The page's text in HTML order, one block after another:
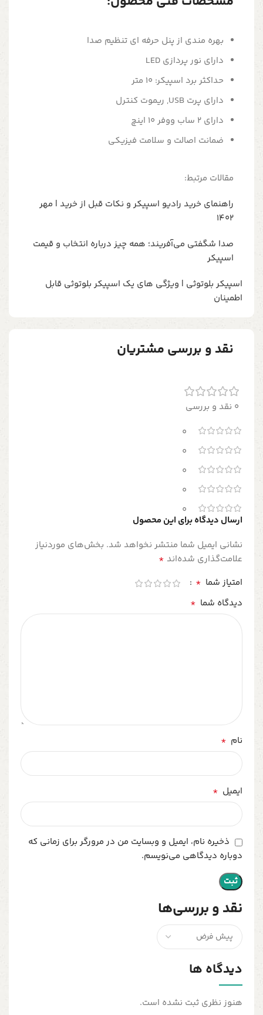
بهره مندی از پنل حرفه ای تنظیم صدا
دارای نور پردازی LED
حداکثر برد اسپیکر: 10 متر
دارای پرت USB, ریموت کنترل
دارای 2 ساب ووفر 10 اینچ
ضمانت اصالت و سلامت فیزیکی
مقالات مرتبط:
راهنمای خرید رادیو اسپیکر و نکات قبل از خرید | مهر
1402
صدا شگفتی می‌آفریند؛ همه چیز درباره انتخاب و قیمت
اسپیکر
اسپیکر بلوتوثی | ویژگی های یک اسپیکر بلوتوثی قابل
اطمینان
نقد و بررسی مشتریان
0 نقد و بررسی
0
0
0
0
0
نقد و بررسی‌ها
دیدگاه ها
هنوز نظری ثبت نشده است.
ارسال دیدگاه برای این محصول
نشانی ایمیل شما منتشر نخواهد شد. بخش‌های موردنیاز
علامت‌گذاری شده‌اند *
امتیاز شما *
دیدگاه شما *
نام *
ایمیل *
ذخیره نام، ایمیل و وبسایت من در مرورگر برای زمانی که
دوباره دیدگاهی می‌نویسم.